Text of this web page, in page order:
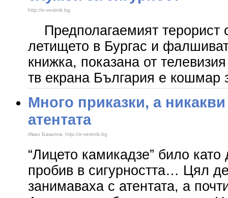
http://e-vestnik.bg
Предполагаемият терорист
летището в Бургас и
книжка, показана от
тв екрана България е кошмар
Много приказки, а
атентата
Иван Бакалов, http://e-vestnik.bg
“Лицето камикадзе” било
пробив в сигурността… Цял
занимаваха с атентата, а